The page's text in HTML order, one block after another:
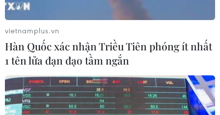
tập hợp lực lượng thầy thuốc trẻ trong các hoạt động
cộng đồng, góp phần vào sự nghiệp bảo vệ, chăm sóc
và nâng cao sức khỏe nhân dân.
vietnamplus.vn
Hàn Quốc xác nhận Triều Tiên phóng ít nhất
1 tên lửa đạn đạo tầm ngắn